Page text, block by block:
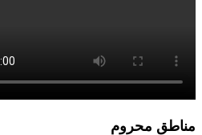
مناطق محروم